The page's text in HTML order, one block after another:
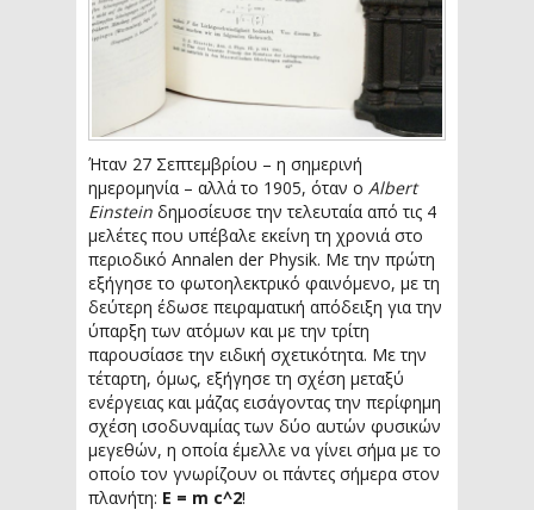
Ήταν 27 Σεπτεμβρίου – η σημερινή
ημερομηνία – αλλά το 1905, όταν ο Albert
Einstein δημοσίευσε την τελευταία από τις 4
μελέτες που υπέβαλε εκείνη τη χρονιά στο
περιοδικό Annalen der Physik. Με την πρώτη
εξήγησε το φωτοηλεκτρικό φαινόμενο, με τη
δεύτερη έδωσε πειραματική απόδειξη για την
ύπαρξη των ατόμων και με την τρίτη
παρουσίασε την ειδική σχετικότητα. Με την
τέταρτη, όμως, εξήγησε τη σχέση μεταξύ
ενέργειας και μάζας εισάγοντας την περίφημη
σχέση ισοδυναμίας των δύο αυτών φυσικών
μεγεθών, η οποία έμελλε να γίνει σήμα με το
οποίο τον γνωρίζουν οι πάντες σήμερα στον
πλανήτη: E = m c^2!